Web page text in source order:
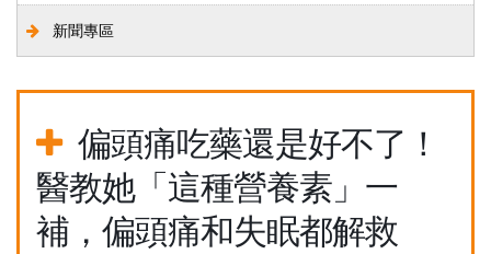
新聞專區
偏頭痛吃藥還是好不了！
醫教她「這種營養素」一
補，偏頭痛和失眠都解救